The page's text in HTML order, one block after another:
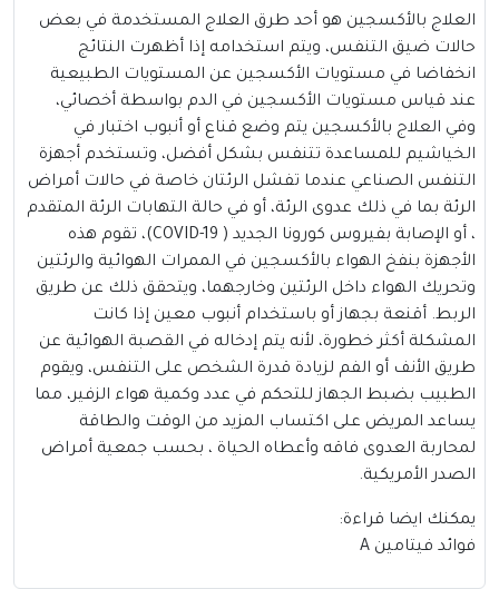
العلاج بالأكسجين هو أحد طرق العلاج المستخدمة في بعض
حالات ضيق التنفس، ويتم استخدامه إذا أظهرت النتائج
انخفاضا في مستويات الأكسجين عن المستويات الطبيعية
عند قياس مستويات الأكسجين في الدم بواسطة أخصائي،
وفي العلاج بالأكسجين يتم وضع قناع أو أنبوب اختبار في
الخياشيم للمساعدة تتنفس بشكل أفضل، وتستخدم أجهزة
التنفس الصناعي عندما تفشل الرئتان خاصة في حالات أمراض
الرئة بما في ذلك عدوى الرئة، أو في حالة التهابات الرئة المتقدم
، أو الإصابة بفيروس كورونا الجديد ( COVID-19)، تقوم هذه
الأجهزة بنفخ الهواء بالأكسجين في الممرات الهوائية والرئتين
وتحريك الهواء داخل الرئتين وخارجهما، ويتحقق ذلك عن طريق
الربط. أقنعة بجهاز أو باستخدام أنبوب معين إذا كانت
المشكلة أكثر خطورة، لأنه يتم إدخاله في القصبة الهوائية عن
طريق الأنف أو الفم لزيادة قدرة الشخص على التنفس، ويقوم
الطبيب بضبط الجهاز للتحكم في عدد وكمية هواء الزفير، مما
يساعد المريض على اكتساب المزيد من الوقت والطاقة
لمحاربة العدوى فاقه وأعطاه الحياة ، بحسب جمعية أمراض
الصدر الأمريكية.
يمكنك ايضا قراءة:
فوائد فيتامين A